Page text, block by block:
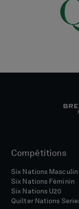
Compétitions
Six Nations Masculin
Six Nations Féminin
Six Nations U20
Quilter Nations